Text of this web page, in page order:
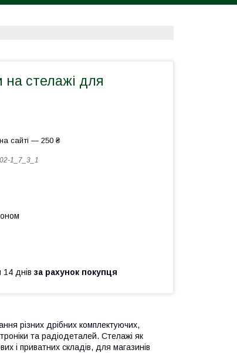
на стелажі для
сайті — 250 ₴
1_7_3_1
14 днів за рахунок покупця
різних дрібних комплектуючих,
та радіодеталей. Стелажі як
і приватних складів, для магазинів